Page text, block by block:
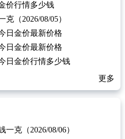
价行情多少钱
（2026/08/05）
日金价最新价格
日金价最新价格
日金价行情多少钱
更多
克（2026/08/06）